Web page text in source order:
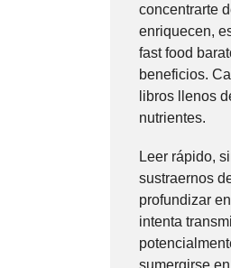
concentrarte
enriquecen,
fast food
beneficios.
libros llenos
nutrientes.
Leer rápido,
sustraernos
profundizar
intenta
sumergirse